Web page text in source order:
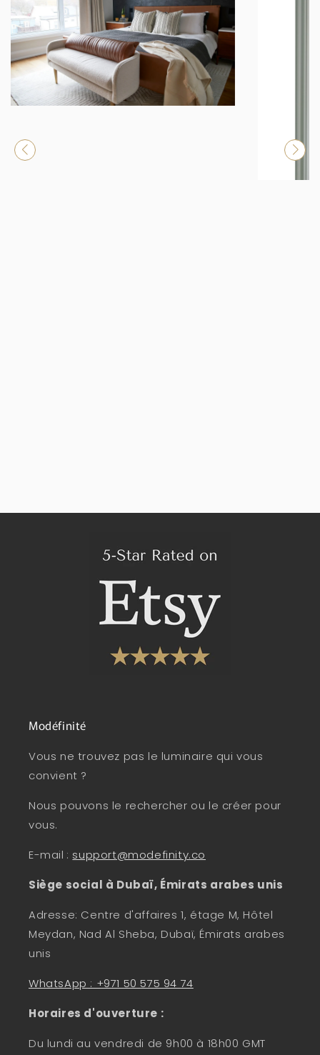
Modéfinité
Vous ne trouvez pas le luminaire qui vous
convient ?
Nous pouvons le rechercher ou le créer pour
vous.
E-mail : support@modefinity.co
Siège social à Dubaï, Émirats arabes unis
Adresse: Centre d'affaires 1, étage M, Hôtel
Meydan, Nad Al Sheba, Dubaï, Émirats arabes
unis
WhatsApp : +971 50 575 94 74
Horaires d'ouverture :
Du lundi au vendredi de 9h00 à 18h00 GMT